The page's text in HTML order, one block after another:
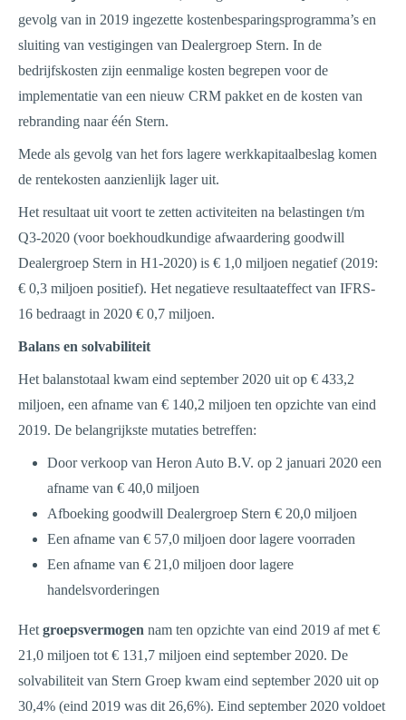
gevolg van in 2019 ingezette kostenbesparingsprogramma’s en
sluiting van vestigingen van Dealergroep Stern. In de
bedrijfskosten zijn eenmalige kosten begrepen voor de
implementatie van een nieuw CRM pakket en de kosten van
rebranding naar één Stern.
Mede als gevolg van het fors lagere werkkapitaalbeslag komen
de rentekosten aanzienlijk lager uit.
Het resultaat uit voort te zetten activiteiten na belastingen t/m
Q3-2020 (voor boekhoudkundige afwaardering goodwill
Dealergroep Stern in H1-2020) is € 1,0 miljoen negatief (2019:
€ 0,3 miljoen positief). Het negatieve resultaateffect van IFRS-
16 bedraagt in 2020 € 0,7 miljoen.
Balans en solvabiliteit
Het balanstotaal kwam eind september 2020 uit op € 433,2
miljoen, een afname van € 140,2 miljoen ten opzichte van eind
2019. De belangrijkste mutaties betreffen:
Door verkoop van Heron Auto B.V. op 2 januari 2020 een
afname van € 40,0 miljoen
Afboeking goodwill Dealergroep Stern € 20,0 miljoen
Een afname van € 57,0 miljoen door lagere voorraden
Een afname van € 21,0 miljoen door lagere
handelsvorderingen
Het groepsvermogen nam ten opzichte van eind 2019 af met €
21,0 miljoen tot € 131,7 miljoen eind september 2020. De
solvabiliteit van Stern Groep kwam eind september 2020 uit op
30,4% (eind 2019 was dit 26,6%). Eind september 2020 voldoet